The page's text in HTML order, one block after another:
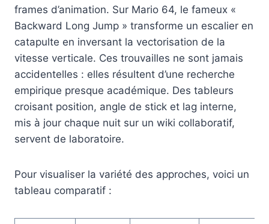
frames d’animation. Sur Mario 64, le fameux «
Backward Long Jump » transforme un escalier en
catapulte en inversant la vectorisation de la
vitesse verticale. Ces trouvailles ne sont jamais
accidentelles : elles résultent d’une recherche
empirique presque académique. Des tableurs
croisant position, angle de stick et lag interne,
mis à jour chaque nuit sur un wiki collaboratif,
servent de laboratoire.
Pour visualiser la variété des approches, voici un
tableau comparatif :